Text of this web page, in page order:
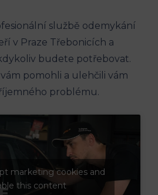
službě odemykání
v Praze Třebonicích a
budete potřebovat.
pomohli a ulehčili vám
problému.
marketing cookies and
this content